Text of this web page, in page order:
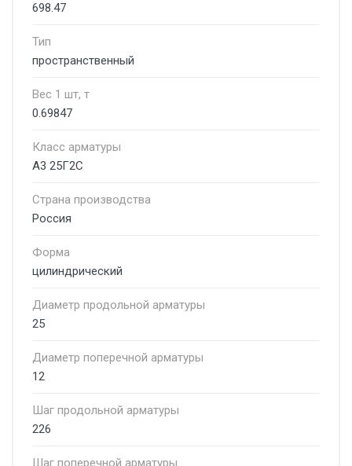
698.47
Тип
пространственный
Вес 1 шт, т
0.69847
Класс арматуры
А3 25Г2С
Страна производства
Россия
Форма
цилиндрический
Диаметр продольной арматуры
25
Диаметр поперечной арматуры
12
Шаг продольной арматуры
226
Шаг поперечной арматуры